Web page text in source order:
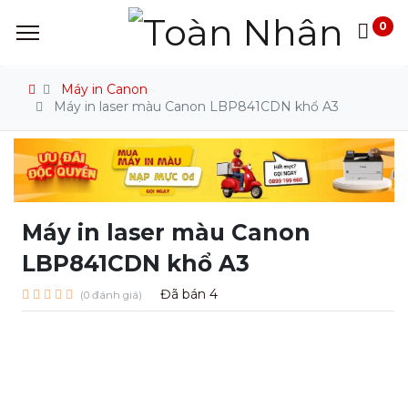
0
Máy in Canon
Máy in laser màu Canon LBP841CDN khổ A3
Máy in laser màu Canon
LBP841CDN khổ A3
(0 đánh giá) Đã bán 4